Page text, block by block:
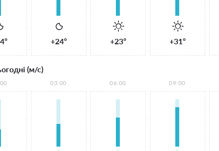
+24° +23° +31°
(м/с)
03:00 06:00 09:00